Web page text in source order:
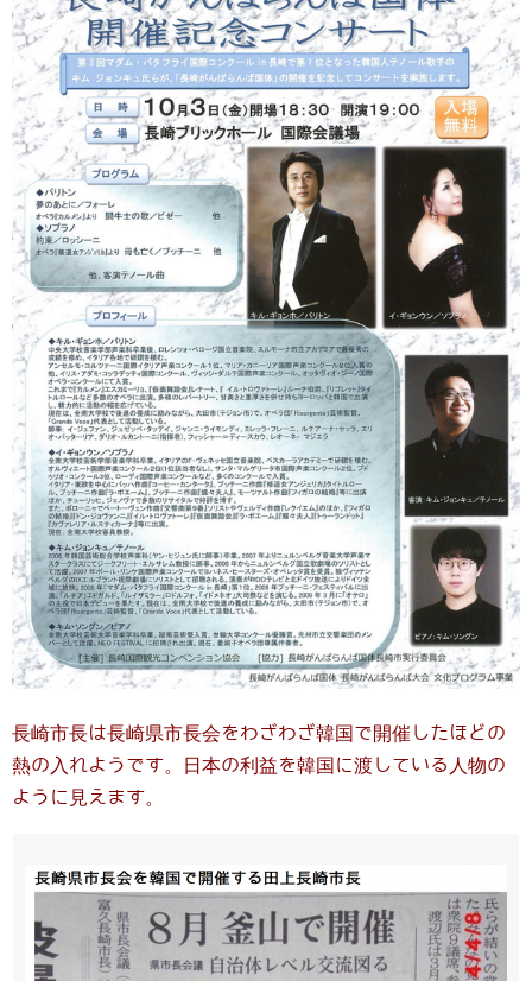
長崎市長は長崎県市長会をわざわざ韓国で開催したほどの
熱の入れようです。日本の利益を韓国に渡している人物の
ように見えます。